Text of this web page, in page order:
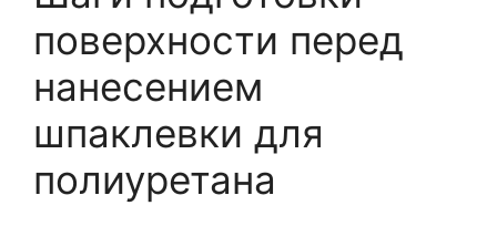
поверхности перед
нанесением
шпаклевки для
полиуретана